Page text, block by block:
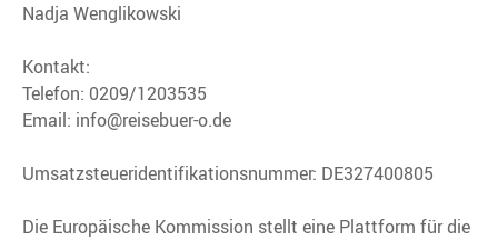
Nadja Wenglikowski
Kontakt:
Telefon: 0209/1203535
Email: info@reisebuer-o.de
Umsatzsteueridentifikationsnummer: DE327400805
Die Europäische Kommission stellt eine Plattform für die